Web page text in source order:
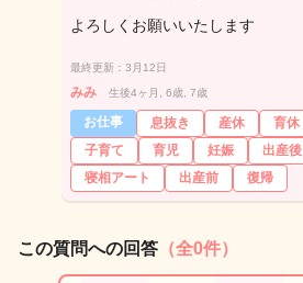
よろしくお願いいたします
最終更新：3月12日
みみ 生後4ヶ月, 6歳, 7歳
お仕事 息抜き 産休 育休
子育て
育児 妊娠 出産後
寝相アート
出産前 復帰
この質問への回答 （全0件）